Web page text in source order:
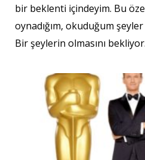
bir beklenti içindeyim. Bu
oynadığım, okuduğum
Bir şeylerin olmasını